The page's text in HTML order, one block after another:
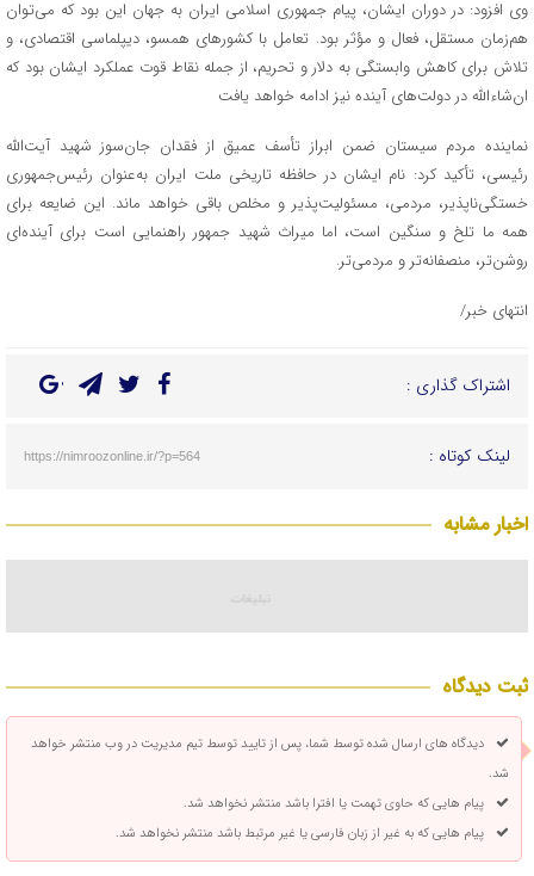
وی افزود: در دوران ایشان، پیام جمهوری اسلامی ایران به جهان این بود که می‌توان
هم‌زمان مستقل، فعال و مؤثر بود. تعامل با کشورهای همسو، دیپلماسی اقتصادی، و
تلاش برای کاهش وابستگی به دلار و تحریم، از جمله نقاط قوت عملکرد ایشان بود که
ان‌شاءالله در دولت‌های آینده نیز ادامه خواهد یافت
نماینده مردم سیستان ضمن ابراز تأسف عمیق از فقدان جان‌سوز شهید آیت‌الله
رئیسی، تأکید کرد: نام ایشان در حافظه تاریخی ملت ایران به‌عنوان رئیس‌جمهوری
خستگی‌ناپذیر، مردمی، مسئولیت‌پذیر و مخلص باقی خواهد ماند. این ضایعه برای
همه ما تلخ و سنگین است، اما میراث شهید جمهور راهنمایی است برای آینده‌ای
روشن‌تر، منصفانه‌تر و مردمی‌تر.
انتهای خبر/
اشتراک گذاری :
لینک کوتاه : https://nimroozonline.ir/?p=564
اخبار مشابه
ثبت دیدگاه
دیدگاه های ارسال شده توسط شما، پس از تایید توسط تیم مدیریت در وب منتشر خواهد
شد.
پیام هایی که حاوی تهمت یا افترا باشد منتشر نخواهد شد.
پیام هایی که به غیر از زبان فارسی یا غیر مرتبط باشد منتشر نخواهد شد.